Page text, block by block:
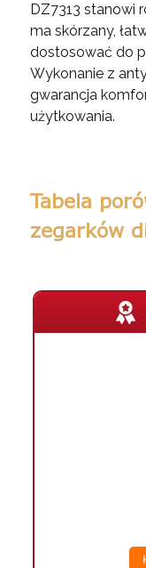
DZ7313 stanowi
ma skórzany,
dostosować do
Wykonanie z
gwarancja
użytkowania.
Tabela
zegarków